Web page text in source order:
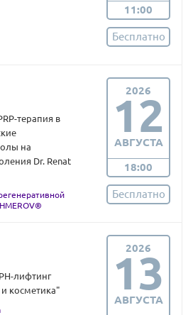
11:00
Бесплатно
терапия в
на
Dr. Renat
2026
12
АВГУСТА
18:00
Бесплатно
лифтинг
косметика"
2026
13
АВГУСТА